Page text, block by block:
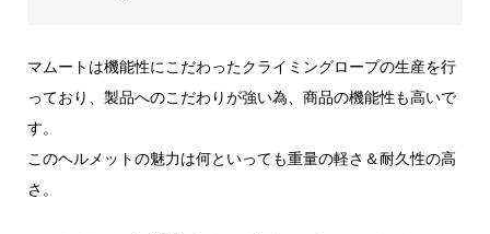
マムートは機能性にこだわったクライミングロープの生産を行
っており、製品へのこだわりが強い為、商品の機能性も高いで
す。
このヘルメットの魅力は何といっても重量の軽さ＆耐久性の高
さ。